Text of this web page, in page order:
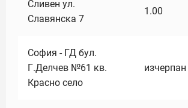
Сливен ул.
Славянска 7
1.00
София - ГД бул.
Г.Делчев №61 кв.
Красно село
изчерпан